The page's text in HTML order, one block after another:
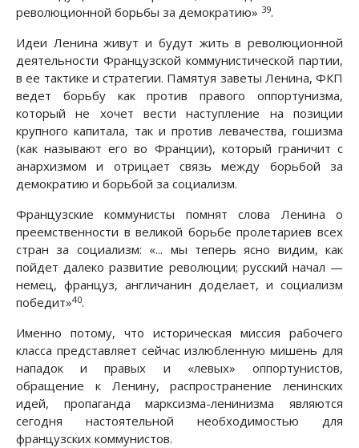
революционной борьбы за демократию» 39.
Идеи Ленина живут и будут жить в революционной
деятельности Французской коммунистической партии,
в ее тактике и стратегии. Памятуя заветы Ленина, ФКП
ведет борьбу как против правого оппортунизма,
который не хочет вести наступление на позиции
крупного капитала, так и против левачества, гошизма
(как называют его во Франции), который граничит с
анархизмом и отрицает связь между борьбой за
демократию и борьбой за социализм.
Французские коммунисты помнят слова Ленина о
преемственности в великой борьбе пролетариев всех
стран за социализм: «... мы теперь ясно видим, как
пойдет далеко развитие революции; русский начал —
немец, француз, англичанин доделает, и социализм
победит»40.
Именно потому, что историческая миссия рабочего
класса представляет сейчас излюбленную мишень для
нападок и правых и «левых» оппортунистов,
обращение к Ленину, распространение ленинских
идей, пропаганда марксизма-ленинизма являются
сегодня настоятельной необходимостью для
французских коммунистов.